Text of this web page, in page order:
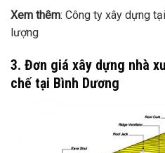
Xem thêm: Công ty xây dựng
lượng
3. Đơn giá xây dựng nhà
chế tại Bình Dương